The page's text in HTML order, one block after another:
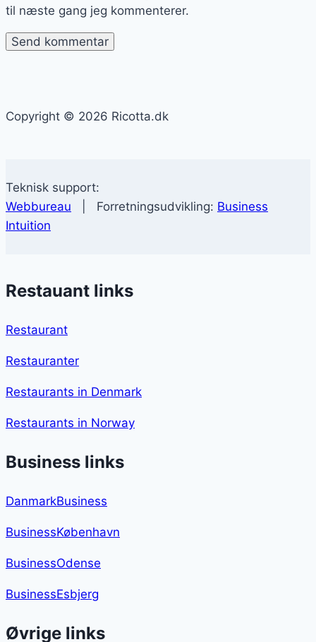
til næste gang jeg kommenterer.
Copyright © 2026 Ricotta.dk
Teknisk support:
Webbureau | Forretningsudvikling: Business
Intuition
Restauant links
Restaurant
Restauranter
Restaurants in Denmark
Restaurants in Norway
Business links
DanmarkBusiness
BusinessKøbenhavn
BusinessOdense
BusinessEsbjerg
Øvrige links